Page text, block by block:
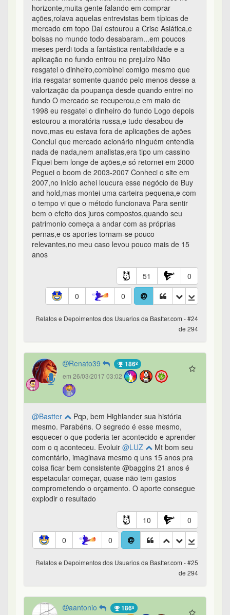
horizonte,muita gente falando em comprar
ações,rolava aquelas entrevistas bem típicas de
mercado em topo Daí estourou a Crise Asiática,e
bolsas no mundo todo desabaram...em poucos
meses perdi toda a fantástica rentabilidade e a
aplicação no fundo entrou no prejuízo Não
resgatei o dinheiro,combinei comigo mesmo que
iria resgatar somente quando pelo menos desse a
valorização da poupança desde quando entrei no
fundo O mercado se recuperou,e em maio de
1998 eu resgatei o dinheiro do fundo Logo depois
estourou a moratória russa,e tudo desabou de
novo,mas eu estava fora de aplicações de ações
Concluí que mercado acionário ninguém entendia
nada de nada,nem analistas,era tipo um cassino
Fiquei bem longe de ações,e só retornei em 2000
Peguei o boom de 2003-2007 Conheci o site em
2007,no início achei loucura esse negócio de Buy
and hold,mas montei uma carteira pequena,e com
o tempo vi que o método funcionava Para sentir
bem o efeito dos juros compostos,quando seu
patrimonio começa a andar com as próprias
pernas,e os aportes tornam-se pouco
relevantes,no meu caso levou pouco mais de 15
anos
51
0
0
0
Relatos e Depoimentos dos Usuarios da Bastter.com - #24
de 294
Renato39 186º
em 26/03/2017 03:02
@Bastter
Pqp, bem Highlander sua história
mesmo. Parabéns. O segredo é esse mesmo,
esquecer o que poderia ter acontecido e aprender
com o q aconteceu. Evoluir @LUZ
Mt bom seu
comentário, imaginava mesmo q uns 15 anos pra
coisa ficar bem consistente @baggins 21 anos é
espetacular começar, quase não tem gastos
comprometendo o orçamento. O aporte consegue
explodir o resultado
10
0
0
0
Relatos e Depoimentos dos Usuarios da Bastter.com - #25
de 294
aantonio 186º